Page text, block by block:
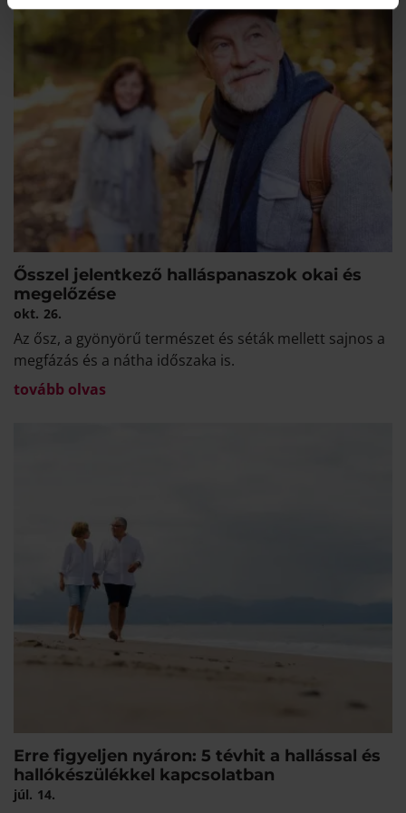
Ősszel jelentkező halláspanaszok okai és
megelőzése
okt. 26.
Az ősz, a gyönyörű természet és séták mellett sajnos a
megfázás és a nátha időszaka is.
tovább olvas
Erre figyeljen nyáron: 5 tévhit a hallással és
hallókészülékkel kapcsolatban
júl. 14.